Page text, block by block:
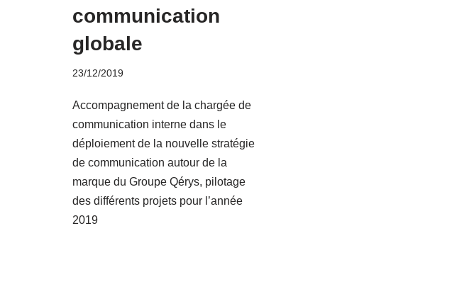
communication
globale
23/12/2019
Accompagnement de la chargée de
communication interne dans le
déploiement de la nouvelle stratégie
de communication autour de la
marque du Groupe Qérys, pilotage
des différents projets pour l’année
2019